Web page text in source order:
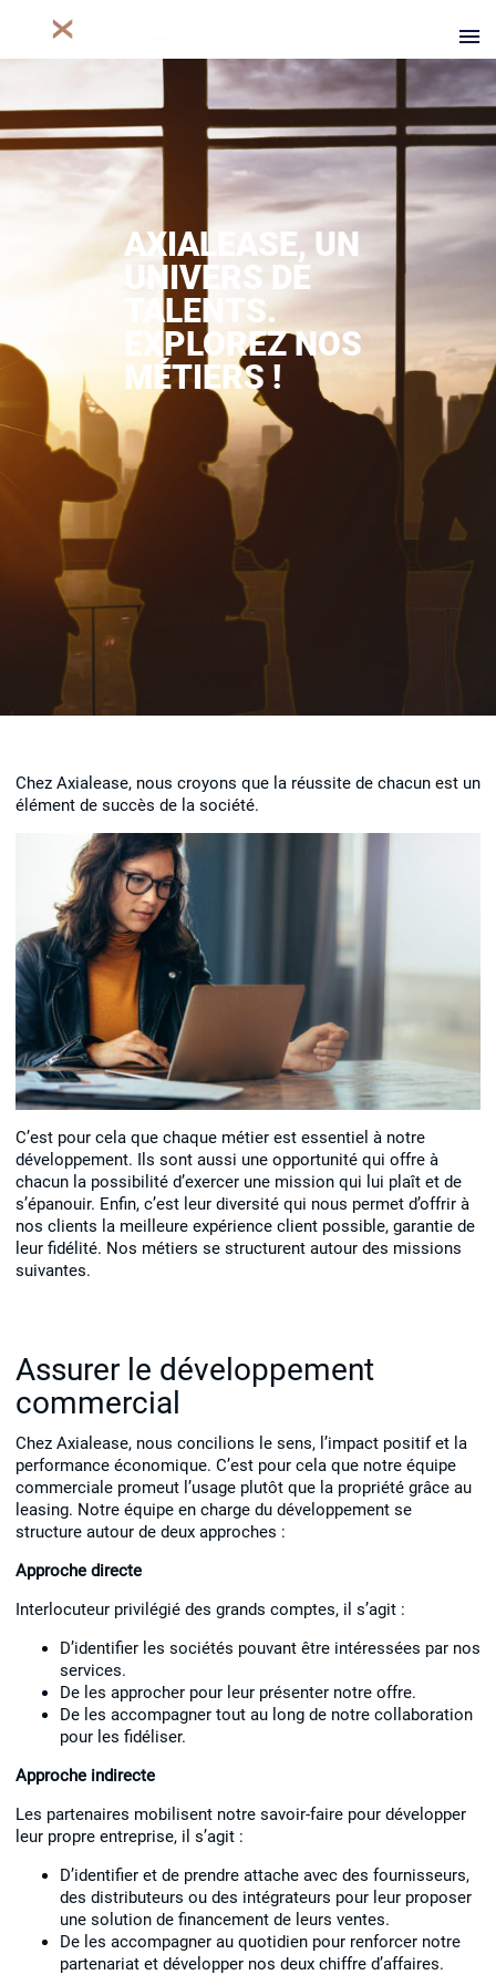
AXIALEASE, UN
UNIVERS DE
TALENTS.
EXPLOREZ NOS
MÉTIERS !
Chez Axialease, nous croyons que la réussite de chacun est un
élément de succès de la société.
C’est pour cela que chaque métier est essentiel à notre
développement. Ils sont aussi une opportunité qui offre à
chacun la possibilité d’exercer une mission qui lui plaît et de
s’épanouir. Enfin, c’est leur diversité qui nous permet d’offrir à
nos clients la meilleure expérience client possible, garantie de
leur fidélité. Nos métiers se structurent autour des missions
suivantes.
Assurer le développement
commercial
Chez Axialease, nous concilions le sens, l’impact positif et la
performance économique. C’est pour cela que notre équipe
commerciale promeut l’usage plutôt que la propriété grâce au
leasing. Notre équipe en charge du développement se
structure autour de deux approches :
Approche directe
Interlocuteur privilégié des grands comptes, il s’agit :
D’identifier les sociétés pouvant être intéressées par nos
services.
De les approcher pour leur présenter notre offre.
De les accompagner tout au long de notre collaboration
pour les fidéliser.
Approche indirecte
Les partenaires mobilisent notre savoir-faire pour développer
leur propre entreprise, il s’agit :
D’identifier et de prendre attache avec des fournisseurs,
des distributeurs ou des intégrateurs pour leur proposer
une solution de financement de leurs ventes.
De les accompagner au quotidien pour renforcer notre
partenariat et développer nos deux chiffre d’affaires.